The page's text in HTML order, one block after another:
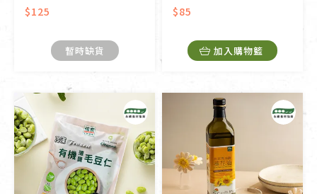
$125
暫時缺貨
$85
加入購物籃